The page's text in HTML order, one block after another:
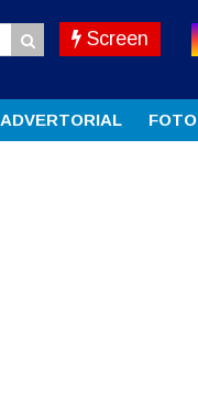
Screen
ADVERTORIAL FOTO